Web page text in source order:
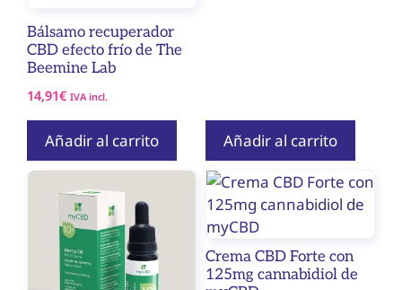
Bálsamo recuperador
CBD efecto frío de The
Beemine Lab
14,91€ IVA incl.
Añadir al carrito Añadir al carrito
Crema CBD Forte con
125mg cannabidiol de